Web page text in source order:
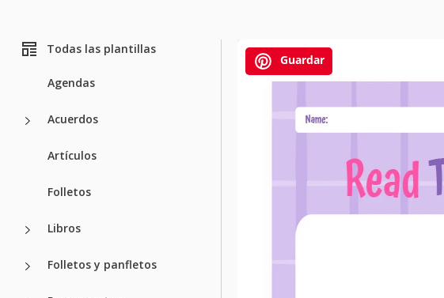
Todas las plantillas
Agendas
Acuerdos
Artículos
Folletos
Libros
Folletos y panfletos
Guardar